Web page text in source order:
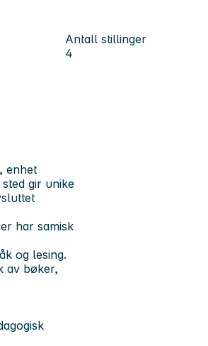
Antall stillinger
4
enhet
gir unike
har samisk
og lesing.
av bøker,